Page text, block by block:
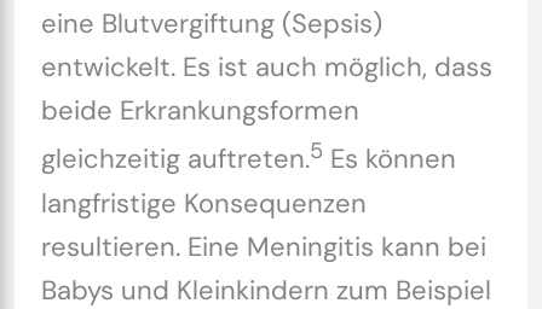
eine Blutvergiftung (Sepsis)
entwickelt. Es ist auch möglich, dass
beide Erkrankungsformen
gleichzeitig auftreten.5 Es können
langfristige Konsequenzen
resultieren. Eine Meningitis kann bei
Babys und Kleinkindern zum Beispiel